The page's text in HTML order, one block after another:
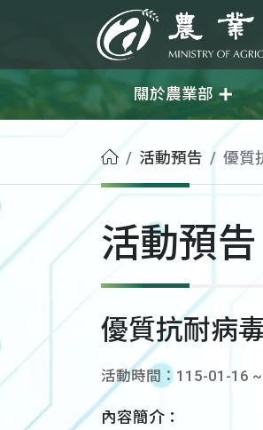
農
關於農業部
首頁活動預告 優質
活動預告
優質抗耐病
活動時間：115-01-16
內容簡介：